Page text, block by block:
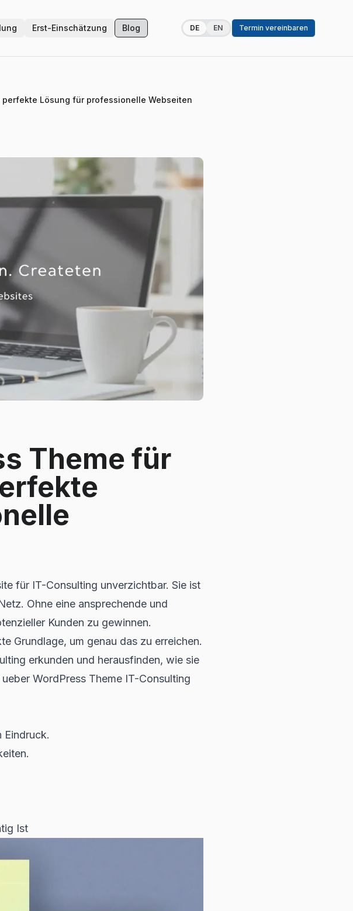
Erst-Einschätzung Blog DE EN Termin vereinbaren
Lösung für professionelle Webseiten
Theme für
für IT-Consulting unverzichtbar. Sie ist
Ohne eine ansprechende und
Kunden zu gewinnen.
Grundlage, um genau das zu erreichen.
erkunden und herausfinden, wie sie
WordPress Theme IT-Consulting
Eindruck.
Ist